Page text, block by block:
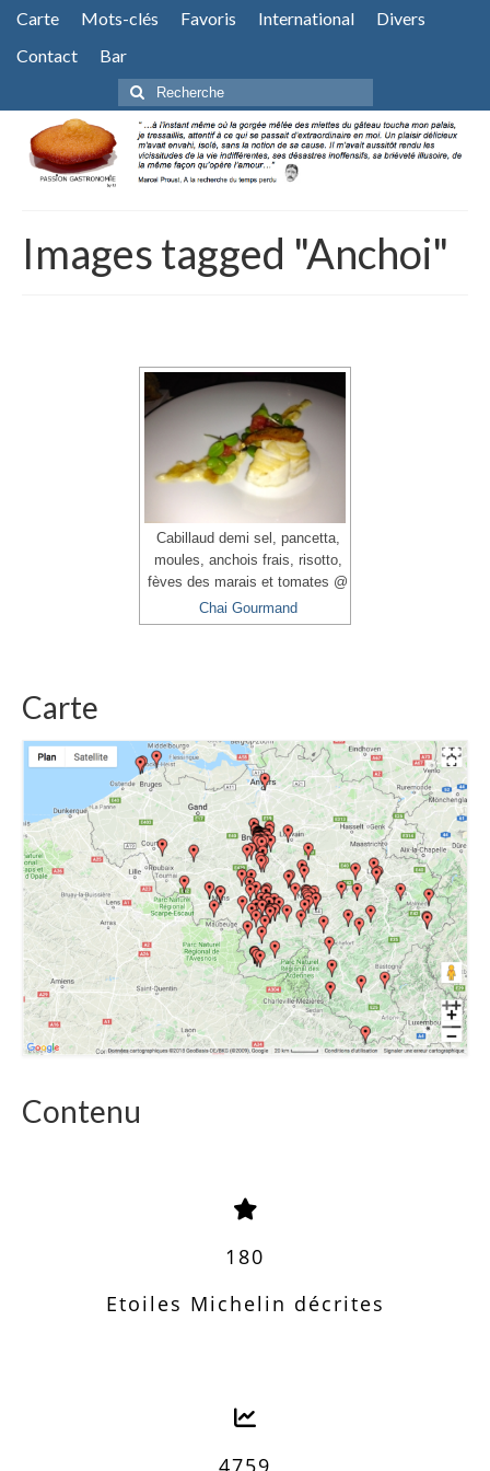
Carte Mots-clés Favoris International
Divers
Contact
Bar
Rechercher
:
Images tagged "Anchoi"
Cabillaud demi sel, pancetta,
moules, anchois frais, risotto,
fèves des marais et tomates @
Chai Gourmand
Carte
Contenu
180
Etoiles Michelin décrites